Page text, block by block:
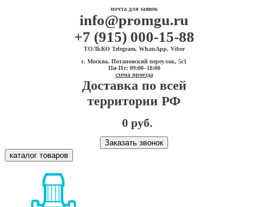
почта для заявок
info@promgu.ru
+7 (915) 000-15-88
ТОЛЬКО Telegram, WhatsApp, Viber
г. Москва, Потаповский переулок, 5с1
Пн-Пт: 09:00–18:00
схема проезда
Доставка по всей
территории РФ
0 руб.
Заказать звонок
каталог товаров